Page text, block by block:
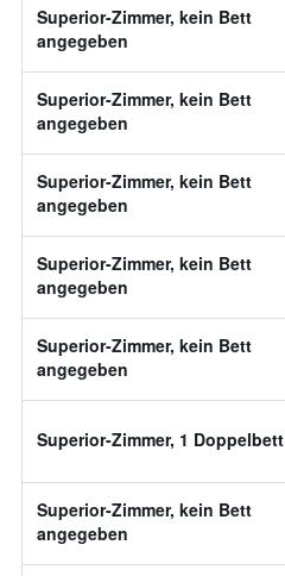
Superior-Zimmer, kein Bett
angegeben
Superior-Zimmer, kein Bett
angegeben
Superior-Zimmer, kein Bett
angegeben
Superior-Zimmer, kein Bett
angegeben
Superior-Zimmer, kein Bett
angegeben
Superior-Zimmer, 1 Doppelbett
Superior-Zimmer, kein Bett
angegeben